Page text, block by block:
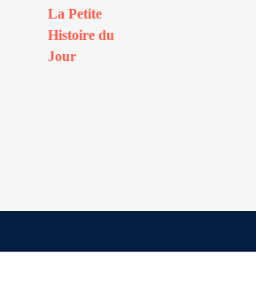
La Petite
Histoire du
Jour